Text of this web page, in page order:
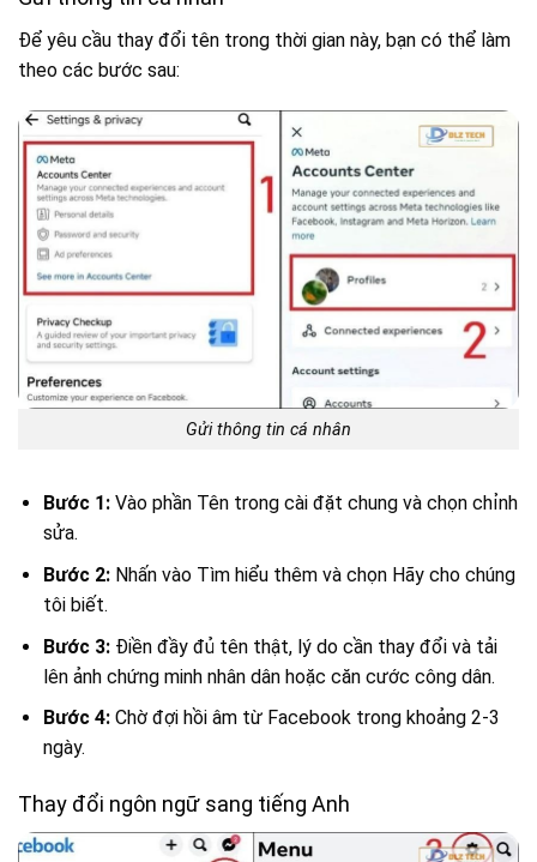
Để yêu cầu thay đổi tên trong thời gian này, bạn có thể làm
theo các bước sau:
Gửi thông tin cá nhân
Bước 1:Vào phần Tên trong cài đặt chung và chọn chỉnh
sửa.
Bước 2:Nhấn vào Tìm hiểu thêm và chọn Hãy cho chúng
tôi biết.
Bước 3:Điền đầy đủ tên thật, lý do cần thay đổi và tải
lên ảnh chứng minh nhân dân hoặc căn cước công dân.
Bước 4:Chờ đợi hồi âm từ Facebook trong khoảng 2-3
ngày.
Thay đổi ngôn ngữ sang tiếng Anh